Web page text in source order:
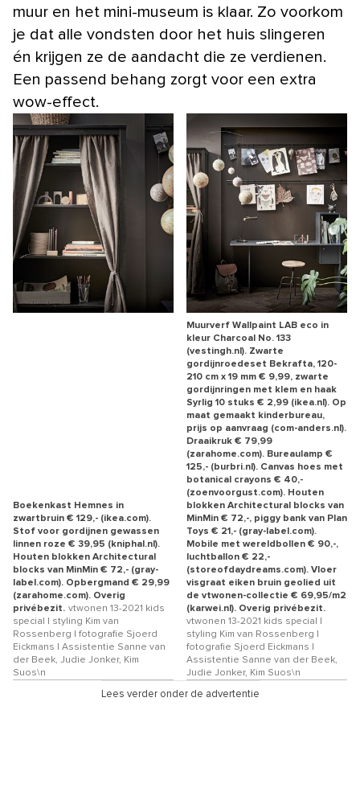
muur en het mini-museum is klaar. Zo voorkom
je dat alle vondsten door het huis slingeren
én krijgen ze de aandacht die ze verdienen.
Een passend behang zorgt voor een extra
wow-effect.
Boekenkast Hemnes in
zwartbruin € 129,- (ikea.com).
Stof voor gordijnen gewassen
linnen roze € 39,95 (kniphal.nl).
Houten blokken Architectural
blocks van MinMin € 72,- (gray-
label.com). Opbergmand € 29,99
(zarahome.com). Overig
privébezit. vtwonen 13-2021 kids
special | styling Kim van
Rossenberg | fotografie Sjoerd
Eickmans | Assistentie Sanne van
der Beek, Judie Jonker, Kim
Suos\n
Muurverf Wallpaint LAB eco in
kleur Charcoal No. 133
(vestingh.nl). Zwarte
gordijnroedeset Bekrafta, 120-
210 cm x 19 mm € 9,99, zwarte
gordijnringen met klem en haak
Syrlig 10 stuks € 2,99 (ikea.nl). Op
maat gemaakt kinderbureau,
prijs op aanvraag (com-anders.nl).
Draaikruk € 79,99
(zarahome.com). Bureaulamp €
125,- (burbri.nl). Canvas hoes met
botanical crayons € 40,-
(zoenvoorgust.com). Houten
blokken Architectural blocks van
MinMin € 72,-, piggy bank van Plan
Toys € 21,- (gray-label.com).
Mobile met wereldbollen € 90,-,
luchtballon € 22,-
(storeofdaydreams.com). Vloer
visgraat eiken bruin geolied uit
de vtwonen-collectie € 69,95/m2
(karwei.nl). Overig privébezit.
vtwonen 13-2021 kids special |
styling Kim van Rossenberg |
fotografie Sjoerd Eickmans |
Assistentie Sanne van der Beek,
Judie Jonker, Kim Suos\n
Lees verder onder de advertentie